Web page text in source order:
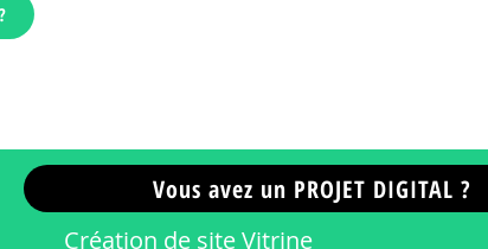
Vous avez un PROJET DIGITAL ?
Création de site Vitrine